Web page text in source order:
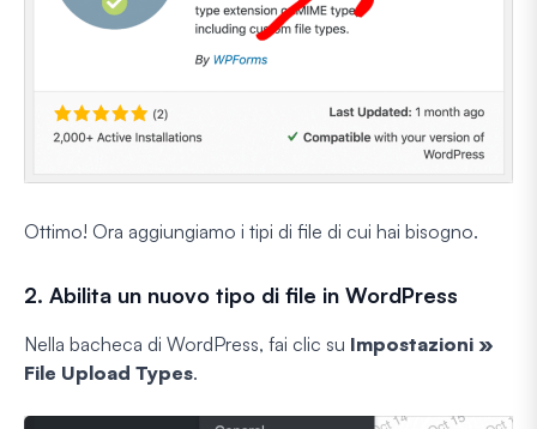
Ottimo! Ora aggiungiamo i tipi di file di cui hai bisogno.
2. Abilita un nuovo tipo di file in WordPress
Nella bacheca di WordPress, fai clic su Impostazioni »
File Upload Types.